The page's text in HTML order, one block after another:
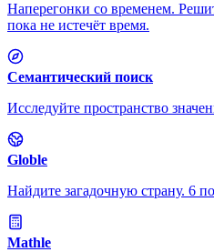
Наперегонки со временем.
пока не истечёт время.
Семантический поиск
Исследуйте пространство
Globle
Найдите загадочную страну. 6
Mathle